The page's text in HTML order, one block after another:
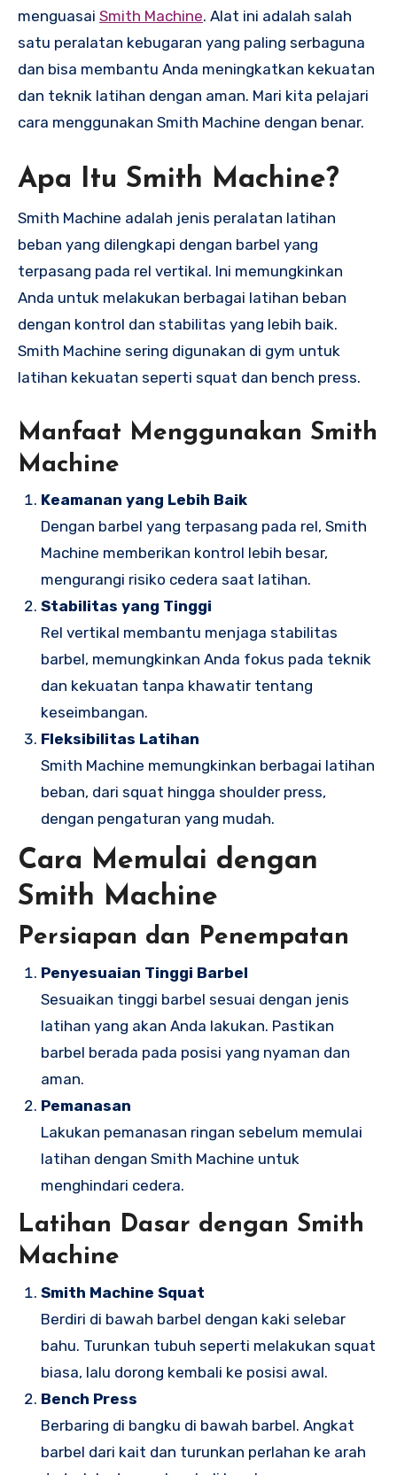
menguasai Smith Machine. Alat ini adalah salah
satu peralatan kebugaran yang paling serbaguna
dan bisa membantu Anda meningkatkan kekuatan
dan teknik latihan dengan aman. Mari kita pelajari
cara menggunakan Smith Machine dengan benar.
Apa Itu Smith Machine?
Smith Machine adalah jenis peralatan latihan
beban yang dilengkapi dengan barbel yang
terpasang pada rel vertikal. Ini memungkinkan
Anda untuk melakukan berbagai latihan beban
dengan kontrol dan stabilitas yang lebih baik.
Smith Machine sering digunakan di gym untuk
latihan kekuatan seperti squat dan bench press.
Manfaat Menggunakan Smith
Machine
Keamanan yang Lebih Baik
Dengan barbel yang terpasang pada rel, Smith
Machine memberikan kontrol lebih besar,
mengurangi risiko cedera saat latihan.
Stabilitas yang Tinggi
Rel vertikal membantu menjaga stabilitas
barbel, memungkinkan Anda fokus pada teknik
dan kekuatan tanpa khawatir tentang
keseimbangan.
Fleksibilitas Latihan
Smith Machine memungkinkan berbagai latihan
beban, dari squat hingga shoulder press,
dengan pengaturan yang mudah.
Cara Memulai dengan
Smith Machine
Persiapan dan Penempatan
Penyesuaian Tinggi Barbel
Sesuaikan tinggi barbel sesuai dengan jenis
latihan yang akan Anda lakukan. Pastikan
barbel berada pada posisi yang nyaman dan
aman.
Pemanasan
Lakukan pemanasan ringan sebelum memulai
latihan dengan Smith Machine untuk
menghindari cedera.
Latihan Dasar dengan Smith
Machine
Smith Machine Squat
Berdiri di bawah barbel dengan kaki selebar
bahu. Turunkan tubuh seperti melakukan squat
biasa, lalu dorong kembali ke posisi awal.
Bench Press
Berbaring di bangku di bawah barbel. Angkat
barbel dari kait dan turunkan perlahan ke arah